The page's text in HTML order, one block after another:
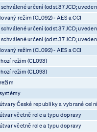
určení (odst.37 JCD;
režim (CL092) - AES a CCI
určení (odst.37 JCD;
určení (odst.37 JCD;
režim (CL092) - AES a CCI
režim (CL093)
režim (CL093)
České republiky a vybrané
včetně role a typu dopravy
včetně role a typu dopravy